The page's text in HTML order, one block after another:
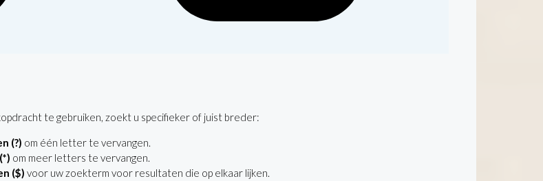
te gebruiken, zoekt u specifieker of juist breder:
(?) om één letter te vervangen.
om meer letters te vervangen.
($) voor uw zoekterm voor resultaten die op elkaar lijken.